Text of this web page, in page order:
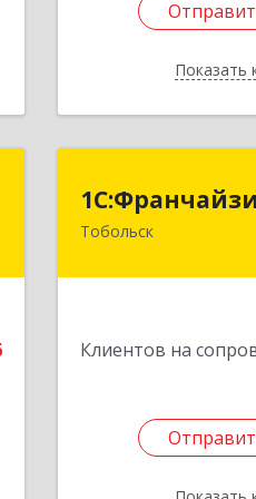
Показать
Тобольск
Клиентов на